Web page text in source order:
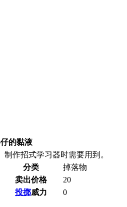
的黏液
作招式学习器时需要用到。
分类
掉落物
卖出价格
20
投掷威力 0